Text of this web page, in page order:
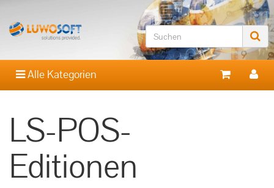
Alle Kategorien
LS-POS-
Editionen